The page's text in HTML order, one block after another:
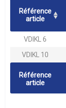
Référence
article
VDIKL 6
VDIKL 10
Référence
article